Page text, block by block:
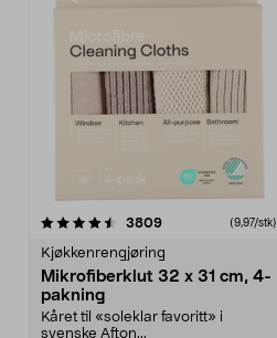
3809anmeldelser(9,97/stk)
Kjøkkenrengjøring
Mikrofiberklut 32 x 31 cm, 4-
pakning
Kåret til «soleklar favoritt» i
svenske Afton...
4.5av 5 stjerner